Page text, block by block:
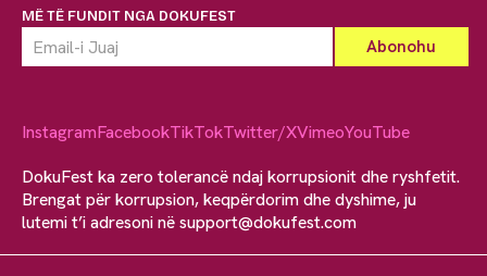
MË TË FUNDIT NGA DOKUFEST
InstagramFacebookTikTokTwitter/XVimeoYouTube
DokuFest ka zero tolerancë ndaj korrupsionit dhe ryshfetit.
Brengat për korrupsion, keqpërdorim dhe dyshime, ju
lutemi t’i adresoni nësupport@dokufest.com